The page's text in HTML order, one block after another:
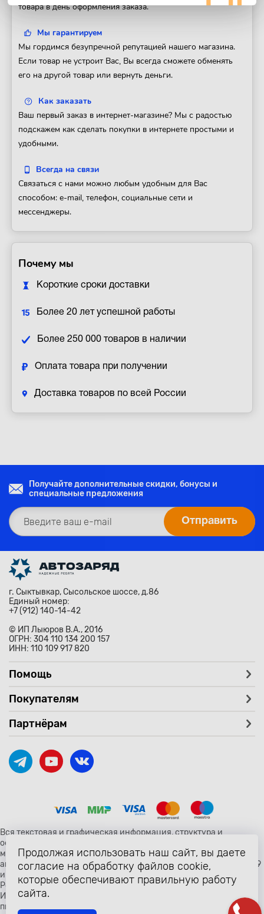
товара в день оформления заказа.
Мы гарантируем
Мы гордимся безупречной репутацией нашего магазина.
Если товар не устроит Вас, Вы всегда сможете обменять
его на другой товар или вернуть деньги.
Как заказать
Ваш первый заказ в интернет-магазине? Мы с радостью
подскажем как сделать покупки в интернете простыми и
удобными.
Всегда на связи
Связаться с нами можно любым удобным для Вас
способом: e-mail, телефон, социальные сети и
мессенджеры.
Почему мы
Короткие сроки доставки
Более 20 лет успешной работы
Более 250 000 товаров в наличии
Оплата товара при получении
Доставка товаров по всей России
Получайте дополнительные скидки, бонусы и
специальные предложения
г. Сыктывкар, Сысольское шоссе, д.86
Единый номер:
+7 (912) 140-14-42
© ИП Лыюров В.А., 2016
ОГРН: 304 110 134 200 157
ИНН: 110 109 917 820
Помощь
Покупателям
Партнёрам
Вся текстовая и графическая информация, структура и
оформление страницы avtozaryad.ru защищены российскими и
международными законами и соглашениями об охране
авторских прав и интеллектуальной собственности (статьи 1259
и 1260 главы 70 «Авторское право» Гражданского Кодекса
Российской Федерации от 18 декабря 2006 года N 230-ФЗ).
Использование любых материалов сайта разрешено только с
письменного согласия владельцев сайта avtozaryad.ru
Продолжая использовать наш сайт, вы даете
согласие на обработку файлов cookie,
которые обеспечивают правильную работу
сайта.